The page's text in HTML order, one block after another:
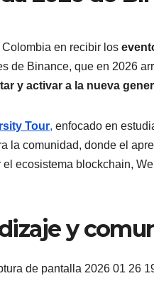
en recibir los
de Binance, que en 2026
y activar a la nueva
Tour, enfocado en
la comunidad, donde el
ecosistema blockchain,
y